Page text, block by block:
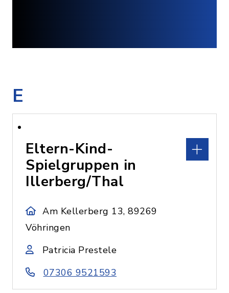
E
Eltern-Kind-
Spielgruppen in
Illerberg/Thal
Am Kellerberg 13, 89269
Vöhringen
Patricia Prestele
07306 9521593